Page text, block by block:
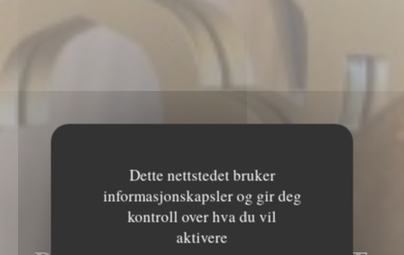
Dette nettstedet bruker
informasjonskapsler og gir deg
kontroll over hva du vil
aktivere
LE MECHOUI DU